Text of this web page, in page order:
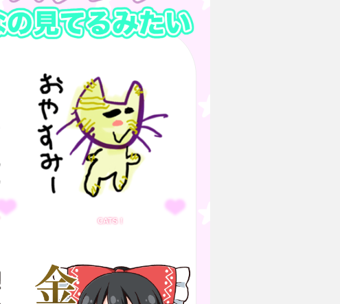
CATS！